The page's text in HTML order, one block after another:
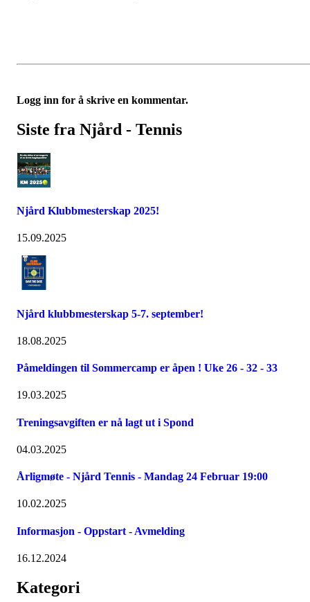
Logg inn for å skrive en kommentar.
Siste fra Njård - Tennis
Njård Klubbmesterskap 2025!
15.09.2025
Njård klubbmesterskap 5-7. september!
18.08.2025
Påmeldingen til Sommercamp er åpen ! Uke 26 - 32 - 33
19.03.2025
Treningsavgiften er nå lagt ut i Spond
04.03.2025
Årligmøte - Njård Tennis - Mandag 24 Februar 19:00
10.02.2025
Informasjon - Oppstart - Avmelding
16.12.2024
Kategori